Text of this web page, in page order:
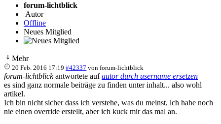
forum-lichtblick
Autor
Offline
Neues Mitglied
Mehr
20 Feb. 2016 17:19 #42337 vonforum-lichtblick
forum-lichtblickantwortete aufautor durch username ersetzen
es sind ganz normale beiträge zu finden unter inhalt... also wohl
artikel.
Ich bin nicht sicher dass ich verstehe, was du meinst, ich habe noch
nie einen override erstellt, aber ich kuck mir das mal an.